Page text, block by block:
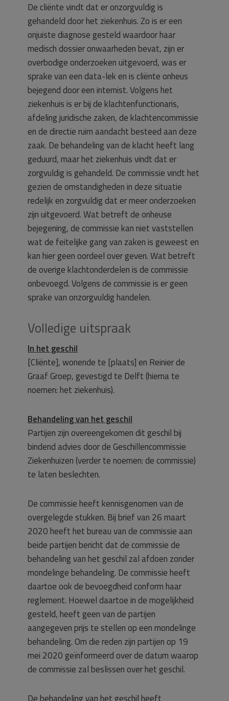
De cliënte vindt dat er onzorgvuldig is
gehandeld door het ziekenhuis. Zo is er een
onjuiste diagnose gesteld waardoor haar
medisch dossier onwaarheden bevat, zijn er
overbodige onderzoeken uitgevoerd, was er
sprake van een data-lek en is cliënte onheus
bejegend door een internist. Volgens het
ziekenhuis is er bij de klachtenfunctionaris,
afdeling juridische zaken, de klachtencommissie
en de directie ruim aandacht besteed aan deze
zaak. De behandeling van de klacht heeft lang
geduurd, maar het ziekenhuis vindt dat er
zorgvuldig is gehandeld. De commissie vindt het
gezien de omstandigheden in deze situatie
redelijk en zorgvuldig dat er meer onderzoeken
zijn uitgevoerd. Wat betreft de onheuse
bejegening, de commissie kan niet vaststellen
wat de feitelijke gang van zaken is geweest en
kan hier geen oordeel over geven. Wat betreft
de overige klachtonderdelen is de commissie
onbevoegd. Volgens de commissie is er geen
sprake van onzorgvuldig handelen.
Volledige uitspraak
In het geschil
[Cliënte], wonende te [plaats] en Reinier de
Graaf Groep, gevestigd te Delft (hierna te
noemen: het ziekenhuis).
Behandeling van het geschil
Partijen zijn overeengekomen dit geschil bij
bindend advies door de Geschillencommissie
Ziekenhuizen (verder te noemen: de commissie)
te laten beslechten.
De commissie heeft kennisgenomen van de
overgelegde stukken. Bij brief van 26 maart
2020 heeft het bureau van de commissie aan
beide partijen bericht dat de commissie de
behandeling van het geschil zal afdoen zonder
mondelinge behandeling. De commissie heeft
daartoe ook de bevoegdheid conform haar
reglement. Hoewel daartoe in de mogelijkheid
gesteld, heeft geen van de partijen
aangegeven prijs te stellen op een mondelinge
behandeling. Om die reden zijn partijen op 19
mei 2020 geïnformeerd over de datum waarop
de commissie zal beslissen over het geschil.